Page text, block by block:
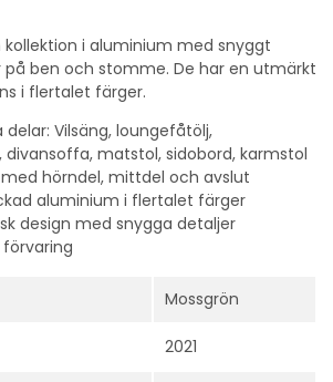
kollektion i aluminium med snyggt
ben och stomme. De har en utmärkt
i flertalet färger.
delar: Vilsäng, loungefåtölj,
matstol, sidobord, karmstol
hörndel, mittdel och avslut
aluminium i flertalet färger
design med snygga detaljer
Mossgrön
2021